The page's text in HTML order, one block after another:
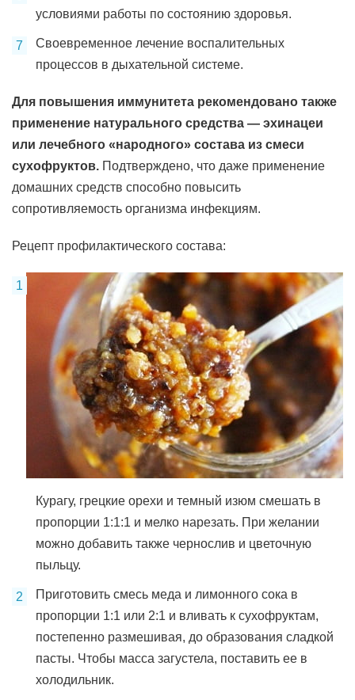
условиями работы по состоянию здоровья.
Своевременное лечение воспалительных
процессов в дыхательной системе.
Для повышения иммунитета рекомендовано также
применение натурального средства — эхинацеи
или лечебного «народного» состава из смеси
сухофруктов. Подтверждено, что даже применение
домашних средств способно повысить
сопротивляемость организма инфекциям.
Рецепт профилактического состава:
Курагу, грецкие орехи и темный изюм смешать в
пропорции 1:1:1 и мелко нарезать. При желании
можно добавить также чернослив и цветочную
пыльцу.
Приготовить смесь меда и лимонного сока в
пропорции 1:1 или 2:1 и вливать к сухофруктам,
постепенно размешивая, до образования сладкой
пасты. Чтобы масса загустела, поставить ее в
холодильник.